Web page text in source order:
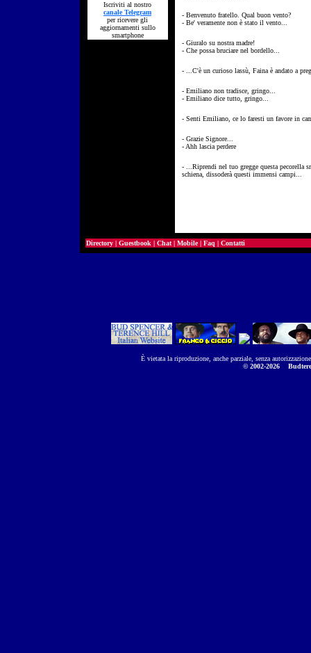
Iscriviti al nostro
canale Telegram
per ricevere gli
aggiornamenti sullo
smartphone
- Benvenuto fratello. Qual buon vento?
- Be' veramente non è stato il vento...
- Giuralo su nostra madre!
- Che possa bruciare nel bordello...
- ...C'è un curioso lassù, Faina è andato a
- Emiliano non tradisce, gringo...
- Emiliano dice tutto, gringo...
- Senti Emiliano, ce lo faresti un favore in
- Grazie Signore...
- Ahh lascia perdere
- ...Riprendi nel tuo gregge questa pecorella
schiena, dissoderà questi immensi campi...
Directory | Guestbook | Chat | Mobile| Faq | Contatti
È vietata la riproduzione, anche parziale, senza
© 2002-2026